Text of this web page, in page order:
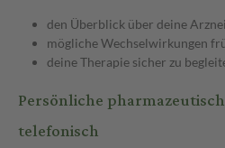
den Überblick über deine
mögliche Wechselwirkungen
deine Therapie sicher zu
Persönliche
telefonisch